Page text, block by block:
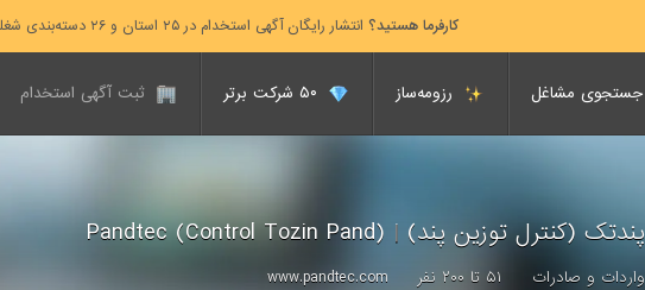
کارفرما هستید؟ انتشار رایگان آگهی استخدام در ۲۵ استان و ۲۶ دسته‌بندی شغلی
جستجوی مشاغل رزومه‌ساز ثبت آگهی استخدام
پندتک (کنترل توزین پند) |
واردات و صادرات ۵۱ تا ۲۰۰ نفر www.pandtec.com